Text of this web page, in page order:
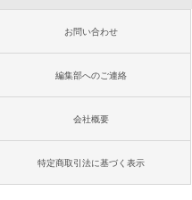
お問い合わせ
編集部へのご連絡
会社概要
特定商取引法に基づく表示